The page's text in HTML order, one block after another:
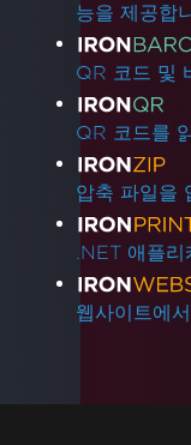
능을 제공합
QR 코드 및
QR 코드를
압축 파일을
.NET 애플리
웹사이트에